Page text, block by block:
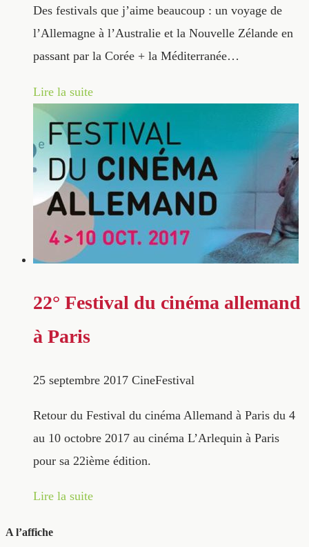
Des festivals que j’aime beaucoup : un voyage de
l’Allemagne à l’Australie et la Nouvelle Zélande en
passant par la Corée + la Méditerranée…
Lire la suite
22° Festival du cinéma allemand
à Paris
25 septembre 2017 CineFestival
Retour du Festival du cinéma Allemand à Paris du 4
au 10 octobre 2017 au cinéma L’Arlequin à Paris
pour sa 22ième édition.
Lire la suite
A l’affiche